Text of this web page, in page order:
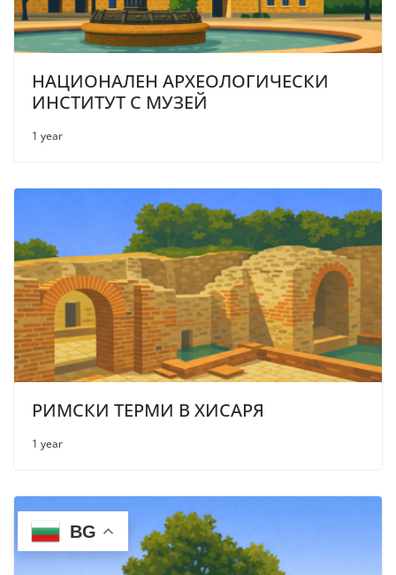
НАЦИОНАЛЕН АРХЕОЛОГИЧЕСКИ
ИНСТИТУТ С МУЗЕЙ
1 year
РИМСКИ ТЕРМИ В ХИСАРЯ
1 year
BG